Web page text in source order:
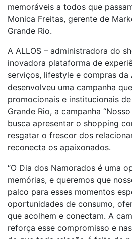
memoráveis a todos que
Monica Freitas, gerente de
Grande Rio.
A ALLOS – administradora do
inovadora plataforma de
serviços, lifestyle e compras da
desenvolveu uma campanha
promocionais e institucionais
Grande Rio, a campanha
busca apresentar o shopping
resgatar o frescor dos
reconecta os apaixonados.
“O Dia dos Namorados é uma
memórias, e queremos que
palco para esses momentos
oportunidades de consumo,
que acolhem e conectam. A
reforça esse compromisso e